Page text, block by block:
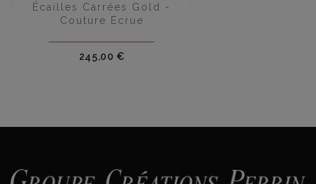
Écailles Carrées Gold -
Couture Écrue
Prix
245,00 €